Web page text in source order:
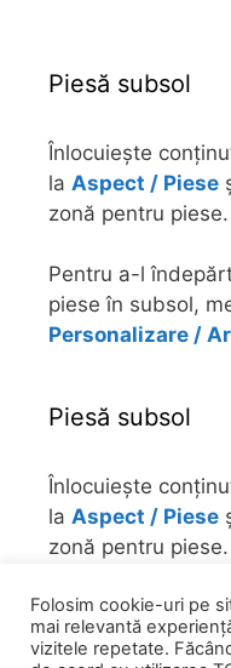
Piesă subsol
Înlocuiește
la Aspect / Piese
zonă pentru piese.
Pentru a-l
piese în subsol,
Personalizare /
Piesă subsol
Înlocuiește
la Aspect / Piese
zonă pentru piese.
Pentru a-l
piese în subsol,
Folosim cookie-uri pe
mai relevantă
vizitele repetate.